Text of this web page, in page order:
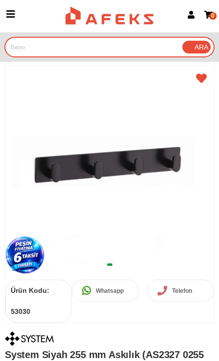
Google İle Bağlan
0
Ürün Kodu:
53030
Whatsapp Telefon
System Siyah 255 mm Askılık (AS2327 0255